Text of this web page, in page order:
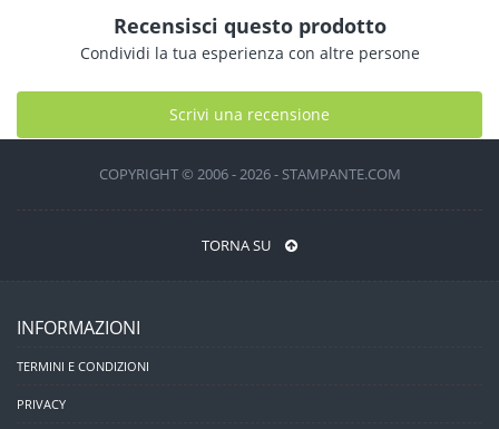
Recensisci questo prodotto
Condividi la tua esperienza con altre persone
Scrivi una recensione
COPYRIGHT © 2006 - 2026 - STAMPANTE.COM
TORNA SU
INFORMAZIONI
TERMINI E CONDIZIONI
PRIVACY